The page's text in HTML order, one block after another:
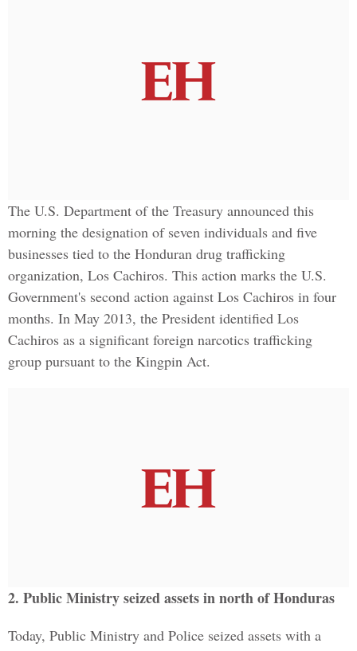
The U.S. Department of the Treasury announced this
morning the designation of seven individuals and five
businesses tied to the Honduran drug trafficking
organization, Los Cachiros. This action marks the U.S.
Government's second action against Los Cachiros in four
months. In May 2013, the President identified Los
Cachiros as a significant foreign narcotics trafficking
group pursuant to the Kingpin Act.
2. Public Ministry seized assets in north of Honduras
Today, Public Ministry and Police seized assets with a